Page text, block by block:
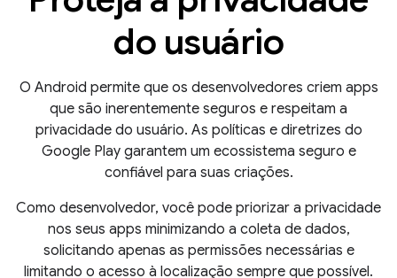
do usuário
O Android permite que os desenvolvedores criem apps
que são inerentemente seguros e respeitam a
privacidade do usuário. As políticas e diretrizes do
Google Play garantem um ecossistema seguro e
confiável para suas criações.
Como desenvolvedor, você pode priorizar a privacidade
nos seus apps minimizando a coleta de dados,
solicitando apenas as permissões necessárias e
limitando o acesso à localização sempre que possível.